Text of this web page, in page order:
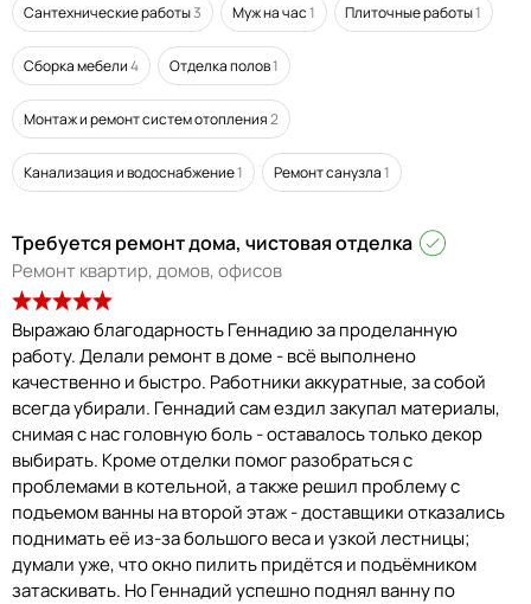
Сантехнические работы3 Муж на час1 Плиточные работы1
Сборка мебели4 Отделка полов1
Монтаж и ремонт систем отопления2
Канализация и водоснабжение1 Ремонт санузла1
Требуется ремонт дома, чистовая отделка
Ремонт квартир, домов, офисов
Выражаю благодарность Геннадию за проделанную
работу. Делали ремонт в доме - всё выполнено
качественно и быстро. Работники аккуратные, за собой
всегда убирали. Геннадий сам ездил закупал материалы,
снимая с нас головную боль - оставалось только декор
выбирать. Кроме отделки помог разобраться с
проблемами в котельной, а также решил проблему с
подъемом ванны на второй этаж - доставщики отказались
поднимать её из-за большого веса и узкой лестницы;
думали уже, что окно пилить придётся и подъёмником
затаскивать. Но Геннадий успешно поднял ванну по